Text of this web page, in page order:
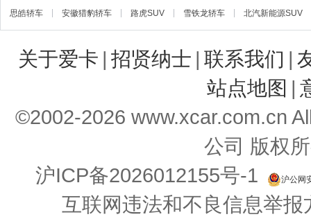
思皓轿车
安徽猎豹轿车 路虎SUV 雪铁龙轿车 北汽新能源SUV
关于爱卡 | 招贤纳士 | 联系我们 |
站点地图 |
©2002-2026 www.xcar.com.cn
公司 版权
沪ICP备2026012155号-1
沪公网
互联网违法和不良信息举